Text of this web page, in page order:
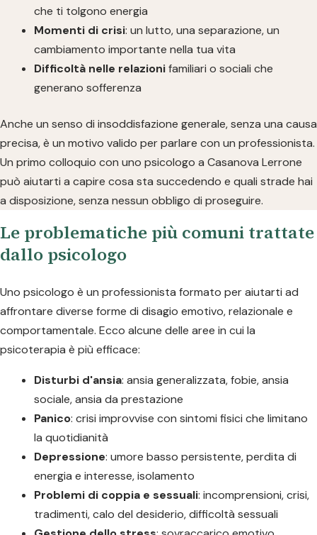
che ti tolgono energia
Momenti di crisi: un lutto, una separazione, un
cambiamento importante nella tua vita
Difficoltà nelle relazionifamiliari o sociali che
generano sofferenza
Anche un senso di insoddisfazione generale, senza una causa
precisa, è un motivo valido per parlare con un professionista.
Un primo colloquio con uno psicologo a Casanova Lerrone
può aiutarti a capire cosa sta succedendo e quali strade hai
a disposizione, senza nessun obbligo di proseguire.
Le problematiche più comuni trattate
dallo psicologo
Uno psicologo è un professionista formato per aiutarti ad
affrontare diverse forme di disagio emotivo, relazionale e
comportamentale. Ecco alcune delle aree in cui la
psicoterapia è più efficace:
Disturbi d'ansia: ansia generalizzata, fobie, ansia
sociale, ansia da prestazione
Panico: crisi improvvise con sintomi fisici che limitano
la quotidianità
Depressione: umore basso persistente, perdita di
energia e interesse, isolamento
Problemi di coppia e sessuali: incomprensioni, crisi,
tradimenti, calo del desiderio, difficoltà sessuali